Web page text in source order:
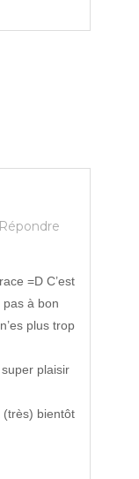
Répondre
=D C’est
pas à bon
plus trop
plaisir
bientôt